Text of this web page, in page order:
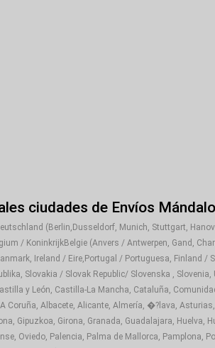
ciudades de Envíos
(Berlin,Dusseldorf, Munich, Stuttgart,
/ KoninkrijkBelgie (Anvers / Antwerpen, Gand,
Ireland / Eire,Portugal / Portuguesa, Finland /
Slovakia / Slovak Republic/ Slovenska ,
y León, Castilla-La Mancha, Cataluña,
Coruña, Albacete, Alicante, Almería, �?lava,
Gipuzkoa, Girona, Granada, Guadalajara,
Oviedo, Palencia, Palma de Mallorca, Pamplona,